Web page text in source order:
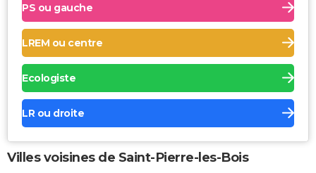
PS ou gauche
LREM ou centre
Ecologiste
LR ou droite
Villes voisines de Saint-Pierre-les-Bois